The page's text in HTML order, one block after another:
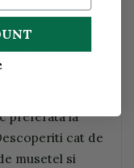
aroma lor
cu fiecare
mai vechi si
in aproape
preferata la
cat de
musetel si